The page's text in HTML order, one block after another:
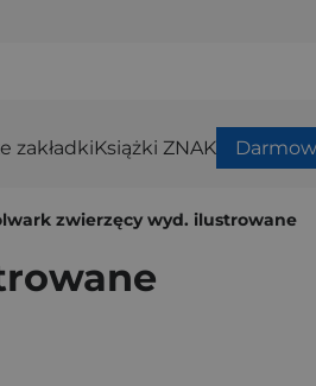
zakładkiKsiążki ZNAK
zwierzęcy wyd. ilustrowane